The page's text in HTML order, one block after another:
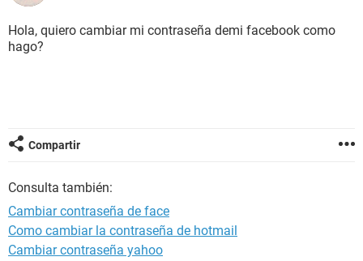
Hola, quiero cambiar mi contraseña demi facebook como
hago?
Compartir
Consulta también:
Cambiar contraseña de face
Como cambiar la contraseña de hotmail
Cambiar contraseña yahoo